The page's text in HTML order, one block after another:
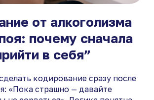
от алкоголизма
почему сначала
в себя”
кодирование сразу после
«Пока страшно — давайте